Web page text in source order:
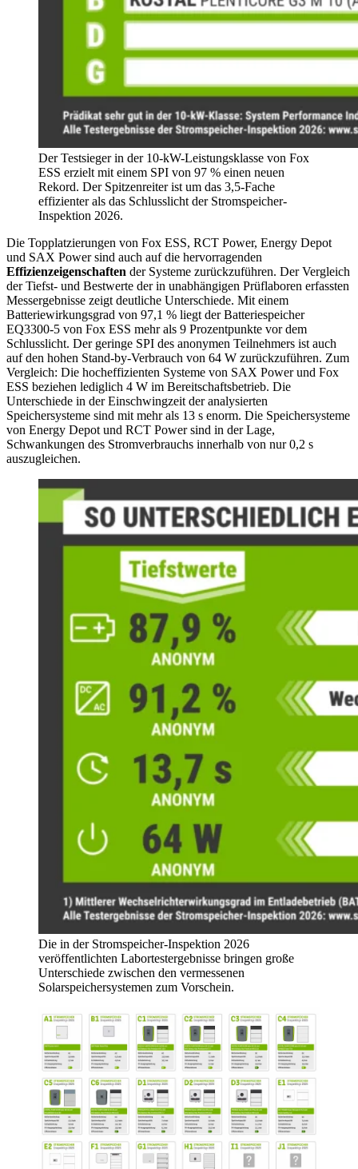
Der Testsieger in der 10-kW-Leistungsklasse von Fox
ESS erzielt mit einem SPI von 97 % einen neuen
Rekord. Der Spitzenreiter ist um das 3,5-Fache
effizienter als das Schlusslicht der Stromspeicher-
Inspektion 2026.
Die Topplatzierungen von Fox ESS, RCT Power, Energy Depot
und SAX Power sind auch auf die hervorragenden
Effizienzeigenschaften der Systeme zurückzuführen. Der Vergleich
der Tiefst- und Bestwerte der in unabhängigen Prüflaboren erfassten
Messergebnisse zeigt deutliche Unterschiede. Mit einem
Batteriewirkungsgrad von 97,1 % liegt der Batteriespeicher
EQ3300-5 von Fox ESS mehr als 9 Prozentpunkte vor dem
Schlusslicht. Der geringe SPI des anonymen Teilnehmers ist auch
auf den hohen Stand-by-Verbrauch von 64 W zurückzuführen. Zum
Vergleich: Die hocheffizienten Systeme von SAX Power und Fox
ESS beziehen lediglich 4 W im Bereitschaftsbetrieb. Die
Unterschiede in der Einschwingzeit der analysierten
Speichersysteme sind mit mehr als 13 s enorm. Die Speichersysteme
von Energy Depot und RCT Power sind in der Lage,
Schwankungen des Stromverbrauchs innerhalb von nur 0,2 s
auszugleichen.
Die in der Stromspeicher-Inspektion 2026
veröffentlichten Labortestergebnisse bringen große
Unterschiede zwischen den vermessenen
Solarspeichersystemen zum Vorschein.